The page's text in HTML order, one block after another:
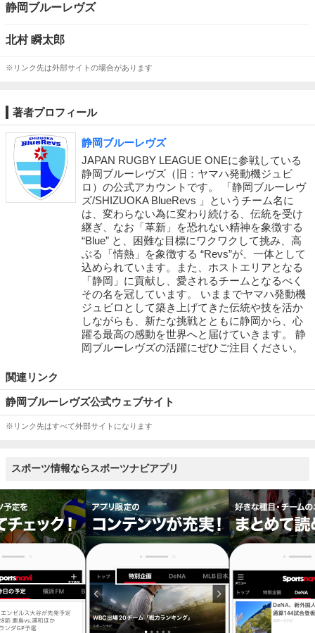
静岡ブルーレヴズ
北村 瞬太郎
※リンク先は外部サイトの場合があります
著者プロフィール
静岡ブルーレヴズ
JAPAN RUGBY LEAGUE ONEに参戦している
静岡ブルーレヴズ（旧：ヤマハ発動機ジュビ
ロ）の公式アカウントです。 「静岡ブルーレヴ
ズ/SHIZUOKA BlueRevs 」というチーム名に
は、変わらない為に変わり続ける、伝統を受け
継ぎ、なお「革新」を恐れない精神を象徴する
“Blue” と、困難な目標にワクワクして挑み、高
ぶる「情熱」を象徴する “Revs”が、一体として
込められています。また、ホストエリアとなる
「静岡」に貢献し、愛されるチームとなるべく
その名を冠しています。 いままでヤマハ発動機
ジュビロとして築き上げてきた伝統や技を活か
しながらも、新たな挑戦とともに静岡から、心
躍る最高の感動を世界へと届けていきます。 静
岡ブルーレヴズの活躍にぜひご注目ください。
関連リンク
静岡ブルーレヴズ公式ウェブサイト
※リンク先はすべて外部サイトになります
スポーツ情報ならスポーツナビアプリ